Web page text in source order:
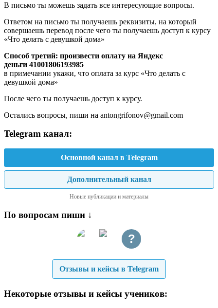
В письмо ты можешь задать все интересующие вопросы.
Ответом на письмо ты получаешь реквизиты, на который
совершаешь перевод после чего ты получаешь доступ к курсу
«Что делать с девушкой дома»
Способ третий: произвести оплату на Яндекс
деньги 41001806193985
в примечании укажи, что оплата за курс «Что делать с
девушкой дома»
После чего ты получаешь доступ к курсу.
Остались вопросы, пиши на antongrifonov@gmail.com
Telegram канал:
Основной канал в Telegram
Дополнительный канал
Новые публикации и материалы
По вопросам пиши ↓
?
Отзывы и кейсы в Telegram
Некоторые отзывы и кейсы учеников: